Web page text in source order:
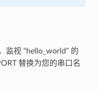
监视 “hello_world” 的
替换为您的串口名